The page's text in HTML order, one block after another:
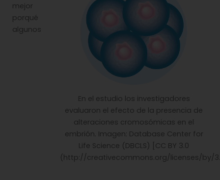
En el estudio los investigadores
evaluaron el efecto de la presencia de
alteraciones cromosómicas en el
embrión. Imagen: Database Center for
Life Science (DBCLS) [CC BY 3.0
(http://creativecommons.org/licenses/by/
mejor
porqué
algunos